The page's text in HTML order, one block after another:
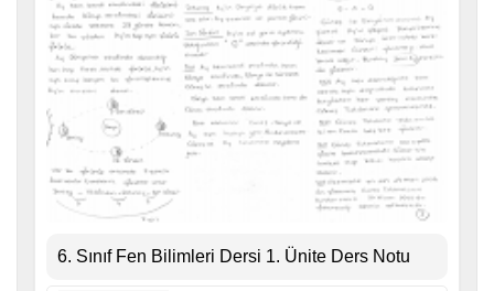
6. Sınıf Fen Bilimleri Dersi 1. Ünite Ders Notu